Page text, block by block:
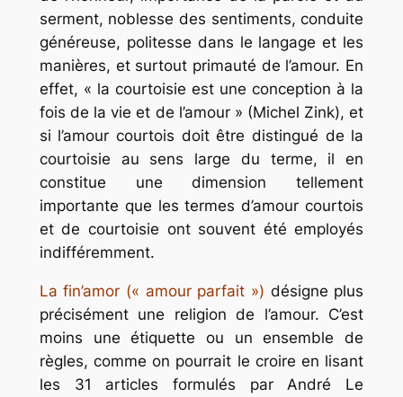
serment, noblesse des sentiments, conduite
généreuse, politesse dans le langage et les
manières, et surtout primauté de l’amour. En
effet, « la courtoisie est une conception à la
fois de la vie et de l’amour » (Michel Zink), et
si l’amour courtois doit être distingué de la
courtoisie au sens large du terme, il en
constitue une dimension tellement
importante que les termes d’amour courtois
et de courtoisie ont souvent été employés
indifféremment.
La fin’amor (« amour parfait ») désigne plus
précisément une religion de l’amour. C’est
moins une étiquette ou un ensemble de
règles, comme on pourrait le croire en lisant
les 31 articles formulés par André Le